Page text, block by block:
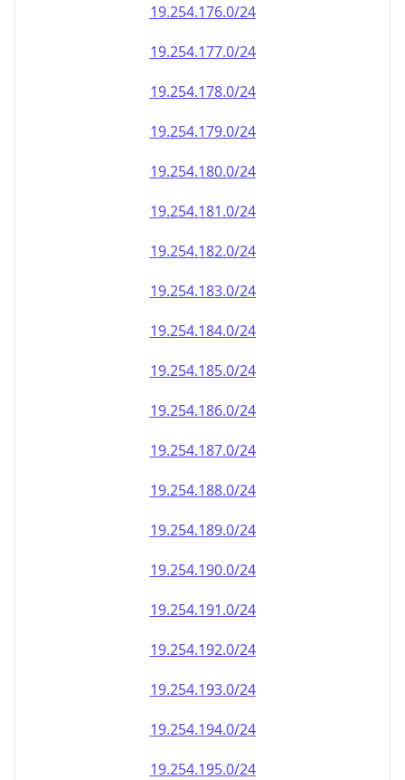
19.254.176.0/24
19.254.177.0/24
19.254.178.0/24
19.254.179.0/24
19.254.180.0/24
19.254.181.0/24
19.254.182.0/24
19.254.183.0/24
19.254.184.0/24
19.254.185.0/24
19.254.186.0/24
19.254.187.0/24
19.254.188.0/24
19.254.189.0/24
19.254.190.0/24
19.254.191.0/24
19.254.192.0/24
19.254.193.0/24
19.254.194.0/24
19.254.195.0/24